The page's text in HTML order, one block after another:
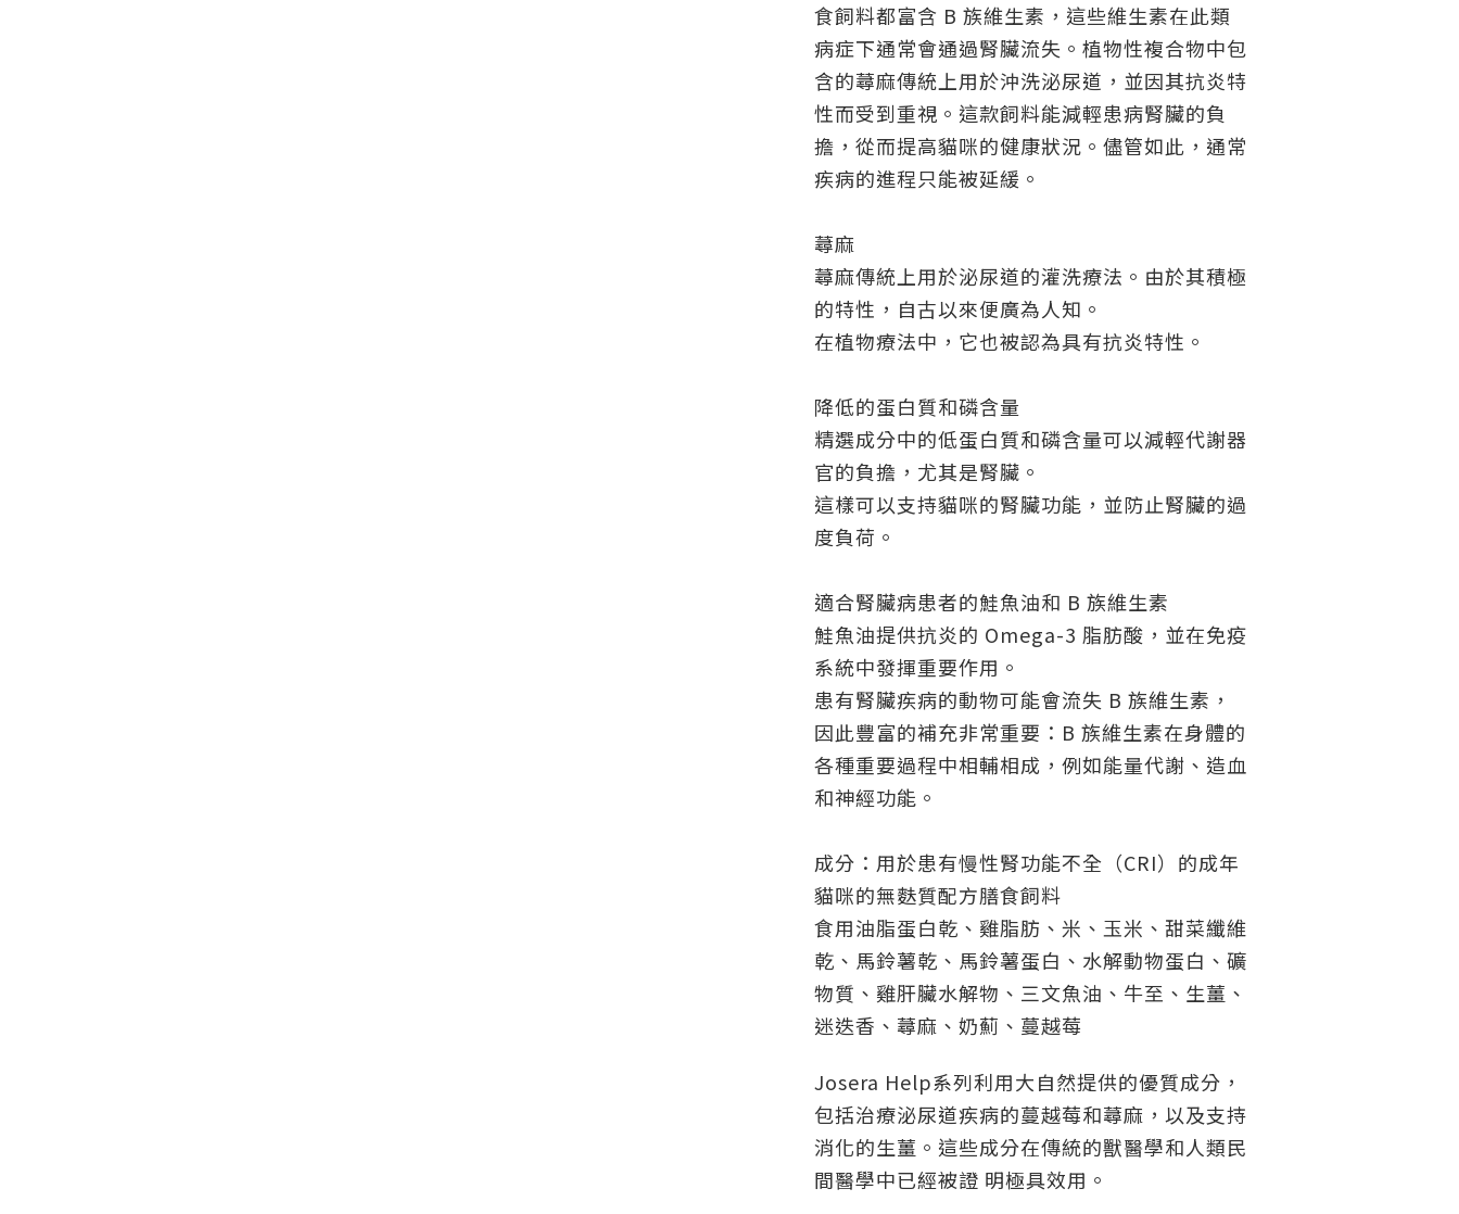
食飼料都富含 B 族維生素，這些維生素在此類
病症下通常會通過腎臟流失。植物性複合物中包
含的蕁麻傳統上用於沖洗泌尿道，並因其抗炎特
性而受到重視。這款飼料能減輕患病腎臟的負
擔，從而提高貓咪的健康狀況。儘管如此，通常
疾病的進程只能被延緩。
蕁麻
蕁麻傳統上用於泌尿道的灌洗療法。由於其積極
的特性，自古以來便廣為人知。
在植物療法中，它也被認為具有抗炎特性。
降低的蛋白質和磷含量
精選成分中的低蛋白質和磷含量可以減輕代謝器
官的負擔，尤其是腎臟。
這樣可以支持貓咪的腎臟功能，並防止腎臟的過
度負荷。
適合腎臟病患者的鮭魚油和 B 族維生素
鮭魚油提供抗炎的 Omega-3 脂肪酸，並在免疫
系統中發揮重要作用。
患有腎臟疾病的動物可能會流失 B 族維生素，
因此豐富的補充非常重要：B 族維生素在身體的
各種重要過程中相輔相成，例如能量代謝、造血
和神經功能。
成分：用於患有慢性腎功能不全（CRI）的成年
貓咪的無麩質配方膳食飼料
食用油脂蛋白乾、雞脂肪、米、玉米、甜菜纖維
乾、馬鈴薯乾、馬鈴薯蛋白、水解動物蛋白、礦
物質、雞肝臟水解物、三文魚油、牛至、生薑、
迷迭香、蕁麻、奶薊、蔓越莓
Josera Help系列利用大自然提供的優質成分，
包括治療泌尿道疾病的蔓越莓和蕁麻，以及支持
消化的生薑。這些成分在傳統的獸醫學和人類民
間醫學中已經被證 明極具效用。